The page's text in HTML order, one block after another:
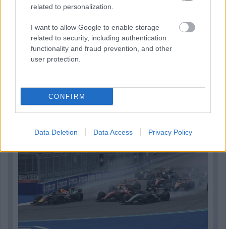
related to personalization.
I want to allow Google to enable storage
related to security, including authentication
functionality and fraud prevention, and other
user protection.
CONFIRM
Data Deletion Data Access Privacy Policy
Óriási bevétel-visszaesést könyvelhetett el az F1 a